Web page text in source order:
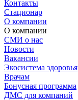
Контакты
Стационар
О компании
О компании
СМИ о нас
Новости
Вакансии
Экосистема здоровья
Врачам
Бонусная программа
ДМС для компаний